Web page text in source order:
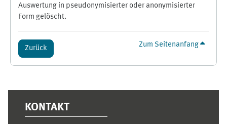
Auswertung in pseudonymisierter oder anonymisierter
Form gelöscht.
Zurück Zum Seitenanfang
KONTAKT